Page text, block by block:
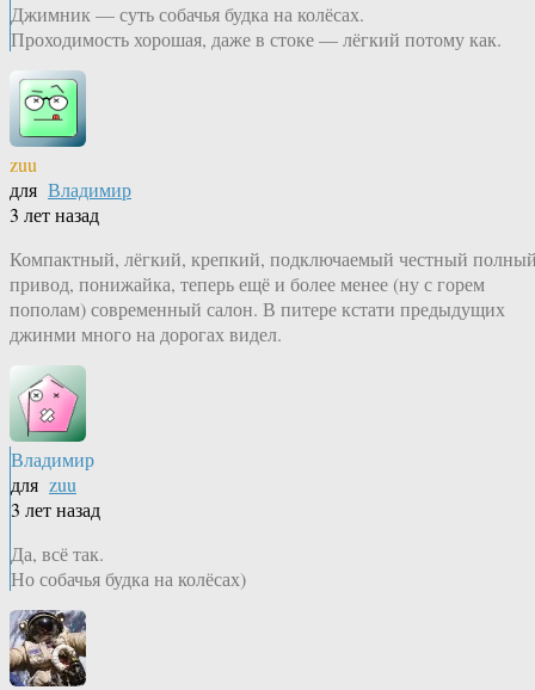
Джимник — суть собачья будка на колёсах.
Проходимость хорошая, даже в стоке — лёгкий потому как.
zuu
для Владимир
3 лет назад
Компактный, лёгкий, крепкий, подключаемый честный
привод, понижайка, теперь ещё и более менее (ну с горем
пополам) современный салон. В питере кстати предыдущих
джинми много на дорогах видел.
Владимир
для zuu
3 лет назад
Да, всё так.
Но собачья будка на колёсах)